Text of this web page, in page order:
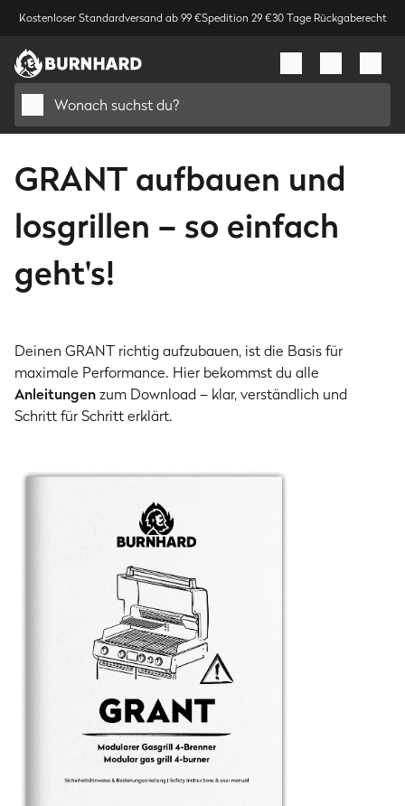
Kostenloser Standardversand ab 99 €Spedition 29 €30 Tage Rückgaberecht
Wonach suchst du?
GRANT aufbauen und
losgrillen – so einfach
geht's!
Deinen GRANT richtig aufzubauen, ist die Basis für
maximale Performance. Hier bekommst du alle
Anleitungenzum Download – klar, verständlich und
Schritt für Schritt erklärt.